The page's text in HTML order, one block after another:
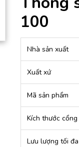
100
Nhà sản xuất
Xuất xứ
Mã sản phẩm
Kích thước
Lưu lượng tối